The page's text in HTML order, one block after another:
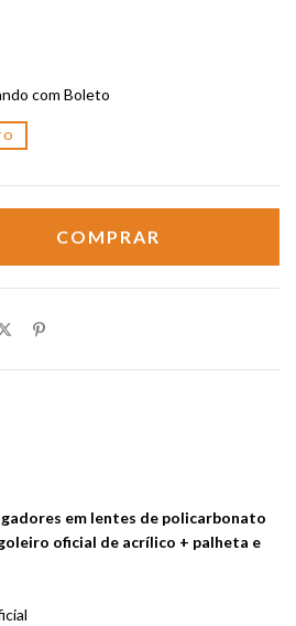
com Boleto
em lentes de policarbonato
oficial de acrílico + palheta e